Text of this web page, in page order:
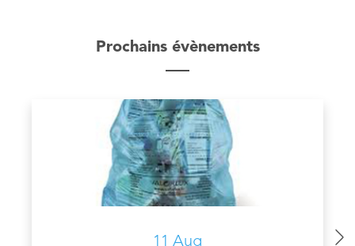
Prochains évènements
11 Aug